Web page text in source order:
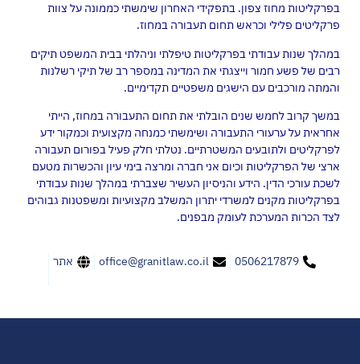
בפרקליטות מחוז צפון. בתפקידי האחרון שימשתי כממונה על צוות
פרקליטים פלילי וכראש תחום תעבורה במחוז.
במהלך שנות עבודתי בפרקליטות טיפלתי וניהלתי בבית המשפט תיקים
רבים של פשע חמור וייצגתי את המדינה במספר רב של תיקי רשלנות
והמתה מורכבים עם הישגים משפטיים תקדימיים.
במשך קרוב לחמש שנים הובלתי את תחום התעבורה במחוז, הייתי
אחראית על ערעורי התעבורה ושימשתי כמנחה מקצועית וכמקור ידע
לפרקליטים ולתובעים המשטרתיים. נטלתי חלק פעיל בפורום תעבורה
ארצי של הפרקליטות וכיום אני חברה ומרצה בימי עיון והכשרות מטעם
לשכת עורכי הדין. הידע והניסיון העשיר שצברתי במהלך שנות עבודתי
בפרקליטות מקנים למשרדי יתרון המשלב מקצועיות ומשפטנות גבוהים
לצד הכרות המערכת לעומק מבפנים.
0506217879
office@granitlaw.co.il אתר